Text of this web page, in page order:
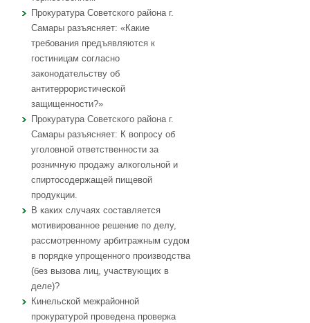
Прокуратура Советского района г.
Самары разъясняет: «Какие
требования предъявляются к
гостиницам согласно
законодательству об
антитеррористической
защищенности?»
Прокуратура Советского района г.
Самары разъясняет: К вопросу об
уголовной ответственности за
розничную продажу алкогольной и
спиртосодержащей пищевой
продукции.
В каких случаях составляется
мотивированное решение по делу,
рассмотренному арбитражным судом
в порядке упрощенного производства
(без вызова лиц, участвующих в
деле)?
Кинельской межрайонной
прокуратурой проведена проверка